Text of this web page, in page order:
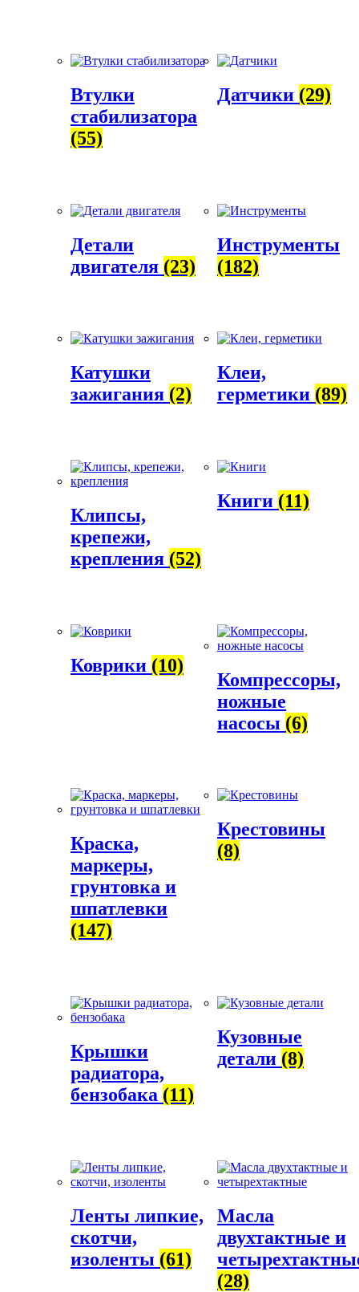
Втулки
стабилизатора
(55)
Датчики (29)
Детали
двигателя (23)
Инструменты
(182)
Катушки
зажигания (2)
Клеи,
герметики (89)
Клипсы,
крепежи,
крепления (52)
Книги (11)
Коврики (10)
Компрессоры,
ножные
насосы (6)
Краска,
маркеры,
грунтовка и
шпатлевки
(147)
Крестовины
(8)
Крышки
радиатора,
бензобака (11)
Кузовные
детали (8)
Ленты липкие,
скотчи,
изоленты (61)
Масла
двухтактные и
(28)